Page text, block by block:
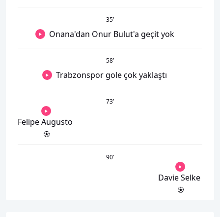
35’
Onana'dan Onur Bulut'a geçit yok
58’
Trabzonspor gole çok yaklaştı
73’
Felipe Augusto
90’
Davie Selke